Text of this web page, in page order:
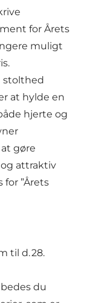
for Årets
muligt
stolthed
at hylde en
hjerte og
gøre
attraktiv
for ”Årets
til d. 28.
du